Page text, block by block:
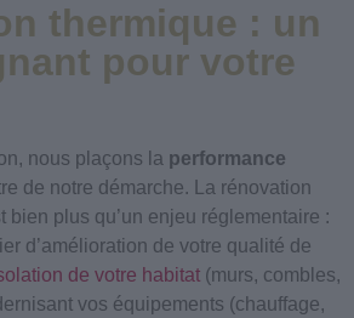
thermique : un
pour votre
nous plaçons la performance
de notre démarche. La rénovation
bien plus qu’un enjeu réglementaire :
d’amélioration de votre qualité de
de votre habitat (murs, combles,
vos équipements (chauffage,